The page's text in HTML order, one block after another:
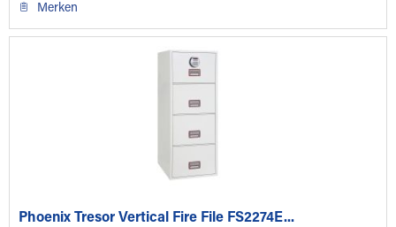
Merken
Phoenix Tresor Vertical Fire File FS2274E...